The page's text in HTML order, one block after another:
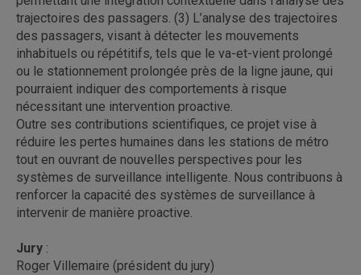
trajectoires des passagers. (3) L’analyse des trajectoires
des passagers, visant à détecter les mouvements
inhabituels ou répétitifs, tels que le va-et-vient prolongé
ou le stationnement prolongée près de la ligne jaune, qui
pourraient indiquer des comportements à risque
nécessitant une intervention proactive.
Outre ses contributions scientifiques, ce projet vise à
réduire les pertes humaines dans les stations de métro
tout en ouvrant de nouvelles perspectives pour les
systèmes de surveillance intelligente. Nous contribuons à
renforcer la capacité des systèmes de surveillance à
intervenir de manière proactive.
Jury :
Roger Villemaire (président du jury)